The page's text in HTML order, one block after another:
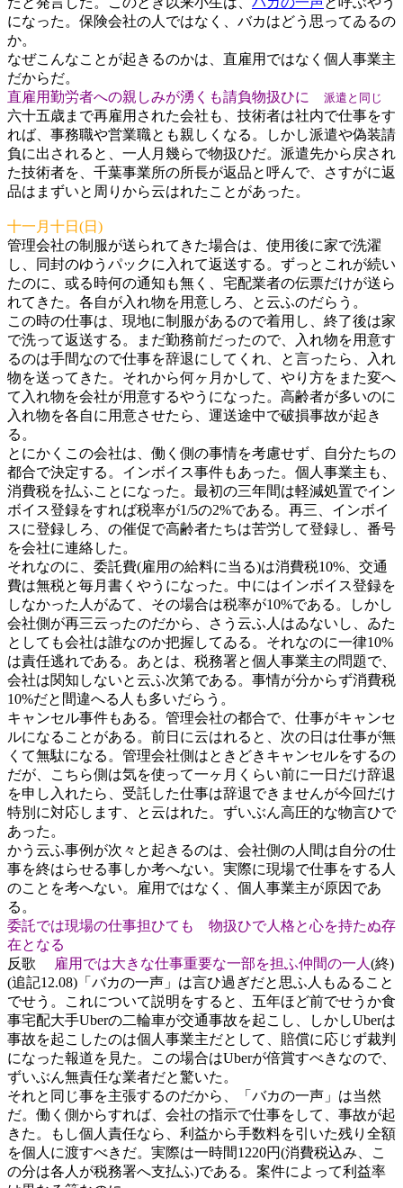
になった。保険会社の人ではなく、バカはどう思ってゐるの
か。
なぜこんなことが起きるのかは、直雇用ではなく個人事業主
だからだ。
直雇用勤労者への親しみが湧くも請負物扱ひに 派遣と同じ
六十五歳まで再雇用された会社も、技術者は社内で仕事をす
れば、事務職や営業職とも親しくなる。しかし派遣や偽装請
負に出されると、一人月幾らで物扱ひだ。派遣先から戻され
た技術者を、千葉事業所の所長が返品と呼んで、さすがに返
品はまずいと周りから云はれたことがあった。
十一月十日(日)
管理会社の制服が送られてきた場合は、使用後に家で洗濯
し、同封のゆうパックに入れて返送する。ずっとこれが続い
たのに、或る時何の通知も無く、宅配業者の伝票だけが送ら
れてきた。各自が入れ物を用意しろ、と云ふのだらう。
この時の仕事は、現地に制服があるので着用し、終了後は家
で洗って返送する。まだ勤務前だったので、入れ物を用意す
るのは手間なので仕事を辞退にしてくれ、と言ったら、入れ
物を送ってきた。それから何ヶ月かして、やり方をまた変へ
て入れ物を会社が用意するやうになった。高齢者が多いのに
入れ物を各自に用意させたら、運送途中で破損事故が起き
る。
とにかくこの会社は、働く側の事情を考慮せず、自分たちの
都合で決定する。インボイス事件もあった。個人事業主も、
消費税を払ふことになった。最初の三年間は軽減処置でイン
ボイス登録をすれば税率が1/5の2%である。再三、インボイ
スに登録しろ、の催促で高齢者たちは苦労して登録し、番号
を会社に連絡した。
それなのに、委託費(雇用の給料に当る)は消費税10%、交通
費は無税と毎月書くやうになった。中にはインボイス登録を
しなかった人がゐて、その場合は税率が10%である。しかし
会社側が再三云ったのだから、さう云ふ人はゐないし、ゐた
としても会社は誰なのか把握してゐる。それなのに一律10%
は責任逃れである。あとは、税務署と個人事業主の問題で、
会社は関知しないと云ふ次第である。事情が分からず消費税
10%だと間違へる人も多いだらう。
キャンセル事件もある。管理会社の都合で、仕事がキャンセ
ルになることがある。前日に云はれると、次の日は仕事が無
くて無駄になる。管理会社側はときどきキャンセルをするの
だが、こちら側は気を使って一ヶ月くらい前に一日だけ辞退
を申し入れたら、受託した仕事は辞退できませんが今回だけ
特別に対応します、と云はれた。ずいぶん高圧的な物言ひで
あった。
かう云ふ事例が次々と起きるのは、会社側の人間は自分の仕
事を終はらせる事しか考へない。実際に現場で仕事をする人
のことを考へない。雇用ではなく、個人事業主が原因であ
る。
委託では現場の仕事担ひても 物扱ひで人格と心を持たぬ存
在となる
反歌
雇用では大きな仕事重要な一部を担ふ仲間の一人 (終)
(追記12.08)「バカの一声」は言ひ過ぎだと思ふ人もゐること
でせう。これについて説明をすると、五年ほど前でせうか食
事宅配大手Uberの二輪車が交通事故を起こし、しかしUberは
事故を起こしたのは個人事業主だとして、賠償に応じず裁判
になった報道を見た。この場合はUberが倍賞すべきなので、
ずいぶん無責任な業者だと驚いた。
それと同じ事を主張するのだから、「バカの一声」は当然
だ。働く側からすれば、会社の指示で仕事をして、事故が起
きた。もし個人責任なら、利益から手数料を引いた残り全額
を個人に渡すべきだ。実際は一時間1220円(消費税込み、こ
の分は各人が税務署へ支払ふ)である。案件によって利益率